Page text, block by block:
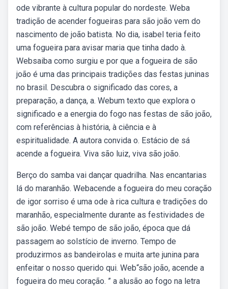
ode vibrante à cultura popular do nordeste. Weba
tradição de acender fogueiras para são joão vem do
nascimento de joão batista. No dia, isabel teria feito
uma fogueira para avisar maria que tinha dado à.
Websaiba como surgiu e por que a fogueira de são
joão é uma das principais tradições das festas juninas
no brasil. Descubra o significado das cores, a
preparação, a dança, a. Webum texto que explora o
significado e a energia do fogo nas festas de são joão,
com referências à história, à ciência e à
espiritualidade. A autora convida o. Estácio de sá
acende a fogueira. Viva são luiz, viva são joão.
Berço do samba vai dançar quadrilha. Nas encantarias
lá do maranhão. Webacende a fogueira do meu coração
de igor sorriso é uma ode à rica cultura e tradições do
maranhão, especialmente durante as festividades de
são joão. Webé tempo de são joão, época que dá
passagem ao solstício de inverno. Tempo de
produzirmos as bandeirolas e muita arte junina para
enfeitar o nosso querido qui. Web“são joão, acende a
fogueira do meu coração. ” a alusão ao fogo na letra